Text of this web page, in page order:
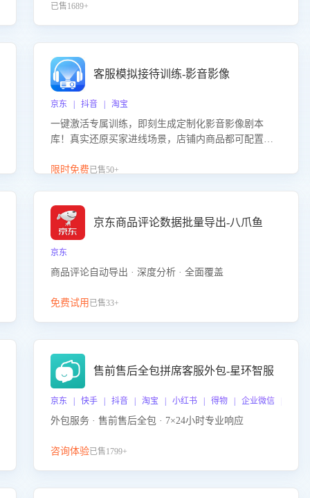
已售1689+
客服模拟接待训练-影音影像
京东 | 抖音 | 淘宝
一键激活专属训练，即刻生成定制化影音影像剧本
库！真实还原买家进线场景，店铺内商品都可配置到
升客服售前转化率。点击 “立即开通”，快速获取影音
限时免费已售50+
京东商品评论数据批量导出-八爪鱼
京东
商品评论自动导出 · 深度分析 · 全面覆盖
免费试用 已售33+
售前售后全包拼席客服外包-星环智服
京东 | 快手 | 抖音 | 淘宝 | 小红书 | 得物 | 企业微信 | 跨平台
外包服务 · 售前售后全包 · 7×24小时专业响应
咨询体验已售1799+